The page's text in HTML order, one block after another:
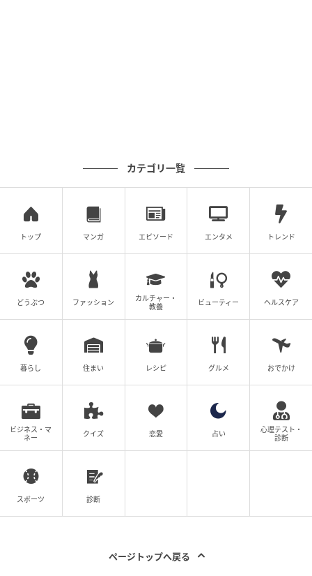
ヘアプランナーによるオーダーメイド品
のものだけにあるのではない。既製品のブランドもあ
るが、相談者一人ひとり、オーダーメイドで対応して
もらえるのだ。
「ヘアプランナーと呼ばれる担当者がお客さまとお会
いして、どんなウィッグをお作りするか、ご相談させ
ていただいています。どんな髪の色にするか、どれく
らいのサイズのどの部分をカバーするものを作ってい
くか、いろいろな話をしながらプランを立てていきま
なんと、頭の形状をレーザースキャンで3D画像として
記録するという。頭の形にもフィットしたウィッグに
なるのだ。そして何より重要なのが、髪の毛の色の選
択だ。
「今の髪がどのような色になっているか。例えば、白
髪がどのくらいのバランスで入っているか。それは人
っくり見ると実はいろんな色が混ざっているのが本来
カテゴリ一覧
トップ マンガ エピソード エンタメ トレンド
どうぶつ ファッション
カルチャー・
教養
ビューティー ヘルスケア
暮らし 住まい レシピ グルメ おでかけ
ビジネス・マ
ネー
クイズ 恋愛 占い
心理テスト・
診断
スポーツ 診断
ページトップへ戻る